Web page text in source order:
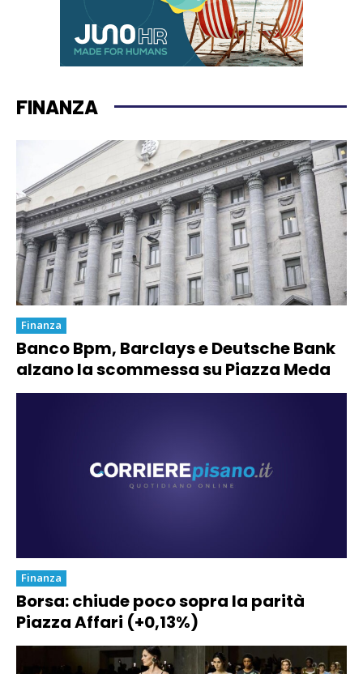
FINANZA
Finanza
Banco Bpm, Barclays e Deutsche Bank
alzano la scommessa su Piazza Meda
Finanza
Borsa: chiude poco sopra la parità
Piazza Affari (+0,13%)